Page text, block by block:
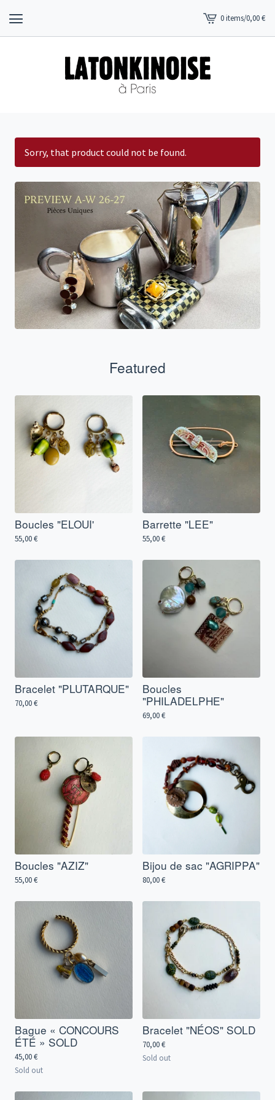
View
cart
0 items/0,00€
Sorry, that product could not be found.
Featured
Boucles "ELOUI'
55,00€
Barrette "LEE"
55,00€
Bracelet "PLUTARQUE"
70,00€
Boucles
"PHILADELPHE"
69,00€
Boucles "AZIZ"
55,00€
Bijou de sac "AGRIPPA"
80,00€
Bague « CONCOURS
ÉTÉ » SOLD
45,00€
Sold out
Bracelet "NÉOS" SOLD
70,00€
Sold out